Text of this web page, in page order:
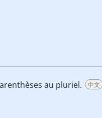
au pluriel. 中文